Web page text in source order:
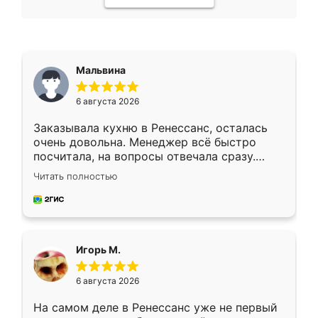
Мальвина
6 августа 2026
Заказывала кухню в Ренессанс, осталась
очень довольна. Менеджер всё быстро
посчитала, на вопросы отвечала сразу.
Замерщик приехал в субботу, подошёл к
делу со всей ответственностью. Собрали
за день, ребята работали аккуратно, даже
Читать полностью
Игорь М.
6 августа 2026
На самом деле в Ренессанс уже не первый